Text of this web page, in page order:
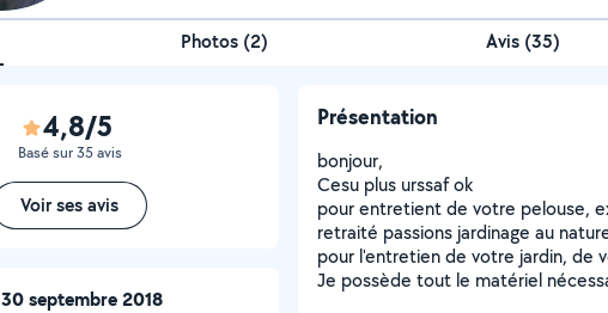
Photos (2) Avis (35)
4,8/5
Basé sur 35 avis
Voir ses avis
30 septembre 2018
Présentation
bonjour,
Cesu plus urssaf ok
pour entretient de votre pelouse,
retraité passions jardinage au
pour l'entretien de votre jardin, de
Je possède tout le matériel